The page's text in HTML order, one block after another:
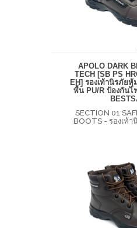
APOLO DARK
TECH [SB PS
EH] รองเท้านิรภัย
พื้น PU/R ป้องกันไ
SECTION 01
BOOTS - รองเท้